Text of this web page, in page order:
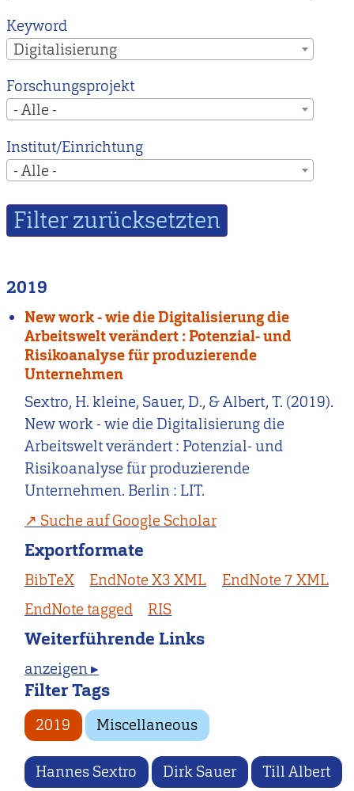
Keyword
Digitalisierung
Forschungsprojekt
- Alle -
Institut/Einrichtung
- Alle -
2019
New work - wie die Digitalisierung die
Arbeitswelt verändert : Potenzial- und
Risikoanalyse für produzierende
Unternehmen
Sextro, H. kleine, Sauer, D., & Albert, T. (2019).
New work - wie die Digitalisierung die
Arbeitswelt verändert : Potenzial- und
Risikoanalyse für produzierende
Unternehmen. Berlin : LIT.
Suche auf Google Scholar
Exportformate
BibTeX EndNote X3 XML
EndNote 7 XML
EndNote tagged
RIS
Weiterführende Links
anzeigen ▸
Filter Tags
2019 Miscellaneous
Hannes Sextro Dirk Sauer Till Albert